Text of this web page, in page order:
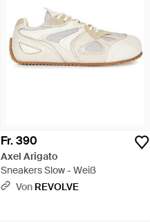
Fr. 390
Axel Arigato
Sneakers Slow - Weiß
Von REVOLVE